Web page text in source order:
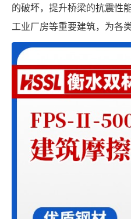
的破坏，提升桥梁的抗震性
工业厂房等重要建筑，为各